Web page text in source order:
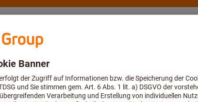
Beratung und Support
HSK (ISO 12164-1) Flächenspannfutter (Weldon) HSK